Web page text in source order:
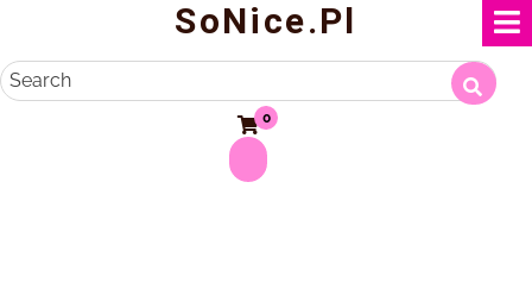
content
SoNice.pl
Search
0